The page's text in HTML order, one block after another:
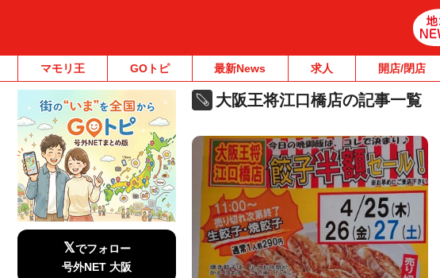
マモリ王 GOトピ 最新News 求人 開店/閉店
大阪王将江口橋店の記事一覧
𝕏でフォロー
号外NET 大阪